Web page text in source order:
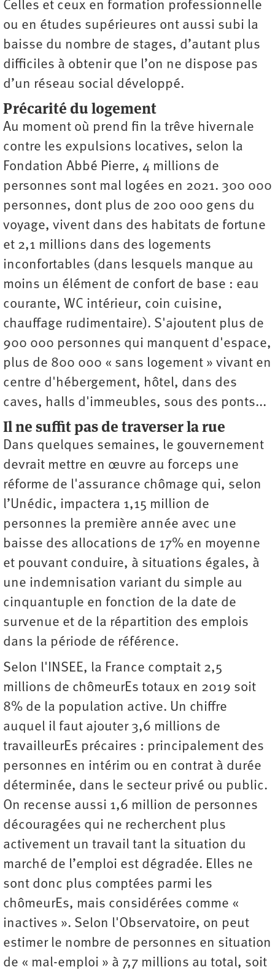
Celles et ceux en formation professionnelle
ou en études supérieures ont aussi subi la
baisse du nombre de stages, d’autant plus
difficiles à obtenir que l’on ne dispose pas
d’un réseau social développé.
Précarité du logement
Au moment où prend fin la trêve hivernale
contre les expulsions locatives, selon la
Fondation Abbé Pierre, 4 millions de
personnes sont mal logées en 2021. 300 000
personnes, dont plus de 200 000 gens du
voyage, vivent dans des habitats de fortune
et 2,1 millions dans des logements
inconfortables (dans lesquels manque au
moins un élément de confort de base : eau
courante, WC intérieur, coin cuisine,
chauffage rudimentaire). S'ajoutent plus de
900 000 personnes qui manquent d'espace,
plus de 800 000 « sans logement » vivant en
centre d'hébergement, hôtel, dans des
caves, halls d'immeubles, sous des ponts...
Il ne suffit pas de traverser la rue
Dans quelques semaines, le gouvernement
devrait mettre en œuvre au forceps une
réforme de l'assurance chômage qui, selon
l’Unédic, impactera 1,15 million de
personnes la première année avec une
baisse des allocations de 17% en moyenne
et pouvant conduire, à situations égales, à
une indemnisation variant du simple au
cinquantuple en fonction de la date de
survenue et de la répartition des emplois
dans la période de référence.
Selon l'INSEE, la France comptait 2,5
millions de chômeurEs totaux en 2019 soit
8% de la population active. Un chiffre
auquel il faut ajouter 3,6 millions de
travailleurEs précaires : principalement des
personnes en intérim ou en contrat à durée
déterminée, dans le secteur privé ou public.
On recense aussi 1,6 million de personnes
découragées qui ne recherchent plus
activement un travail tant la situation du
marché de l’emploi est dégradée. Elles ne
sont donc plus comptées parmi les
chômeurEs, mais considérées comme «
inactives ». Selon l'Observatoire, on peut
estimer le nombre de personnes en situation
de « mal-emploi » à 7,7 millions au total, soit